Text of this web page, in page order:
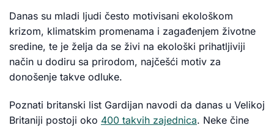
Danas su mladi ljudi često motivisani ekološkom
krizom, klimatskim promenama i zagađenjem životne
sredine, te je želja da se živi na ekološki prihatljiviji
način u dodiru sa prirodom, najčešći motiv za
donošenje takve odluke.
Poznati britanski list Gardijan navodi da danas u Velikoj
Britaniji postoji oko 400 takvih zajednica. Neke čine